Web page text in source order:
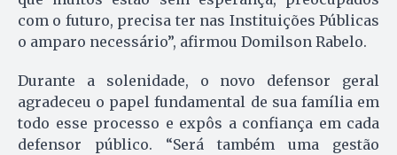
com o futuro, precisa ter nas Instituições Públicas
o amparo necessário”, afirmou Domilson Rabelo.
Durante a solenidade, o novo defensor geral
agradeceu o papel fundamental de sua família em
todo esse processo e expôs a confiança em cada
defensor público. “Será também uma gestão